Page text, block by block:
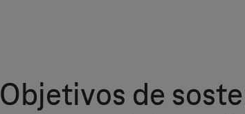
Objetivos de